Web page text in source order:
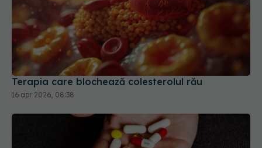
Terapia care blochează colesterolul rău
16 apr 2026, 08:38